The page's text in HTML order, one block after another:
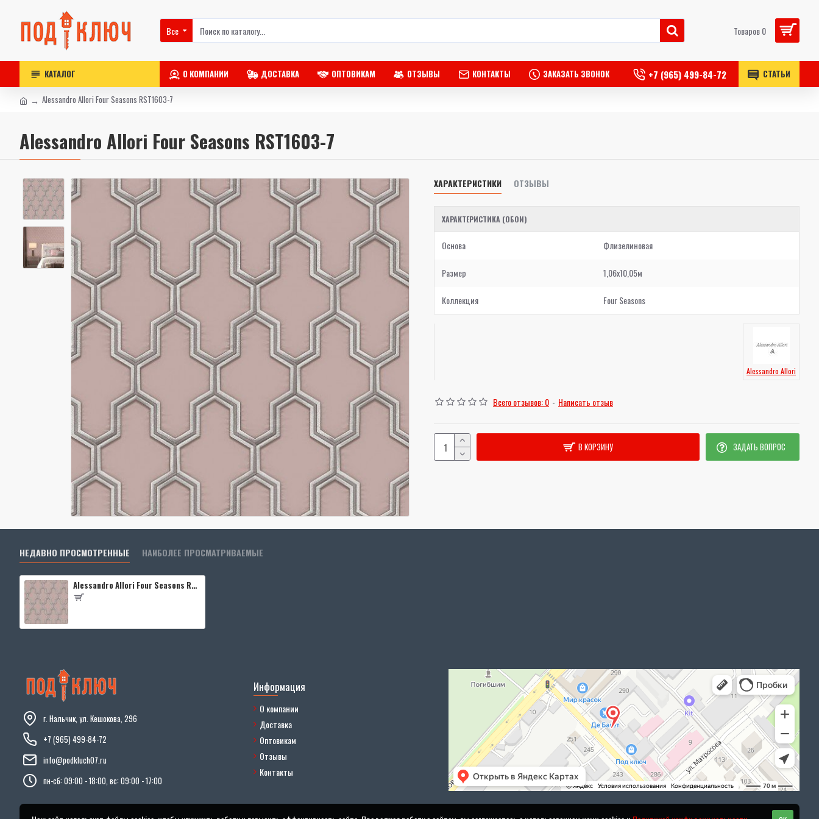
Все Товаров 0
КАТАЛОГ О КОМПАНИИ ДОСТАВКА ОПТОВИКАМ ОТЗЫВЫ КОНТАКТЫ ЗАКАЗАТЬ ЗВОНОК +7 (965) 499-84-72 СТАТЬИ
Alessandro Allori Four Seasons RST1603-7
Alessandro Allori Four Seasons RST1603-7
ХАРАКТЕРИСТИКИ ОТЗЫВЫ
ХАРАКТЕРИСТИКА (ОБОИ)
Основа Флизелиновая
Размер 1,06x10,05м
Коллекция Four Seasons
Alessandro Allori
Всего отзывов: 0 - Написать отзыв
В КОРЗИНУ ЗАДАТЬ ВОПРОС
НЕДАВНО ПРОСМОТРЕННЫЕ НАИБОЛЕЕ ПРОСМАТРИВАЕМЫЕ
Alessandro Allori Four Seasons RST1603-7
г. Нальчик, ул. Кешокова, 296
+7 (965) 499-84-72
info@podkluch07.ru
пн-сб: 09:00 - 18:00, вс: 09:00 - 17:00
Информация
О компании
Доставка
Оптовикам
Отзывы
Контакты